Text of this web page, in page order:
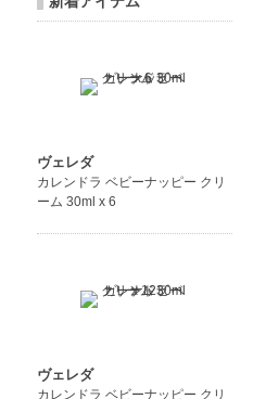
ヴェレダ
カレンドラ ベビーナッピー クリ
ーム 30ml x 6
ヴェレダ
カレンドラ ベビーナッピー クリ